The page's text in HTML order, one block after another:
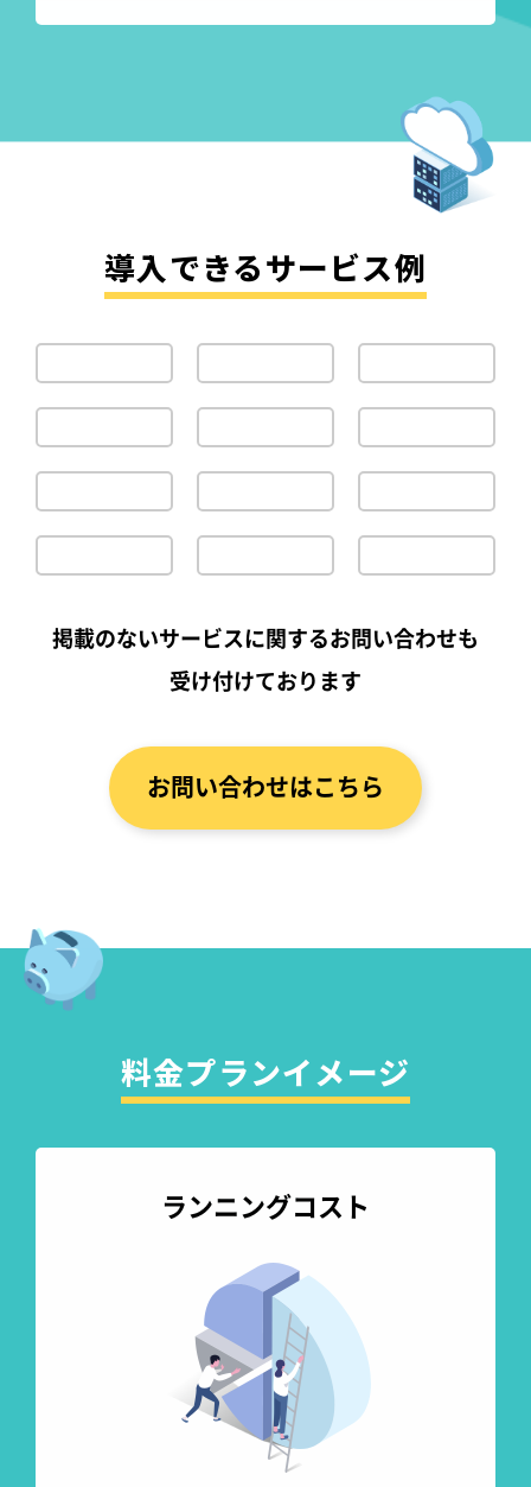
導入できるサービス例
掲載のないサービスに関するお問い合わせも
受け付けております
お問い合わせはこちら
料金プランイメージ
ランニングコスト